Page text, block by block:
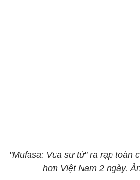
"Mufasa: Vua sư tử" ra rạp toàn
hơn Việt Nam 2 ngày.